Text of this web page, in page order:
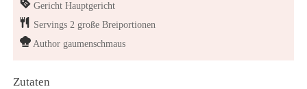
Gericht Hauptgericht
Servings 2 große Breiportionen
Author gaumenschmaus
Zutaten